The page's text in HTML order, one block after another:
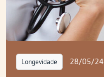
Longevidade 28/05/24